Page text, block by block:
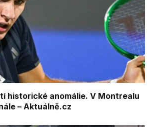
historické anomálie. V Montrealu
– Aktuálně.cz